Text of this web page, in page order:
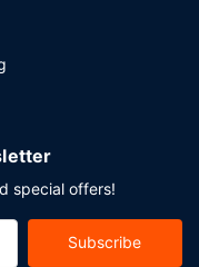
special offers!
Subscribe